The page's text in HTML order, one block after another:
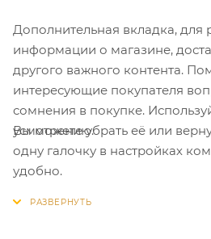
Дополнительная вкладка, для
информации о магазине,
другого важного контента.
интересующие покупателя
сомнения в покупке.
усмотрению.
Вы можете убрать её или
одну галочку в настройках
удобно.